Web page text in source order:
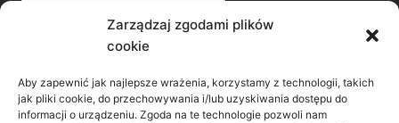
Zarządzaj zgodami plików
cookie
Aby zapewnić jak najlepsze wrażenia, korzystamy z technologii, takich
jak pliki cookie, do przechowywania i/lub uzyskiwania dostępu do
informacji o urządzeniu. Zgoda na te technologie pozwoli nam
Archiwa